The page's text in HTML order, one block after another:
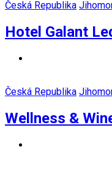
Česká Republika
Hotel Galant
Česká Republika
Wellness &